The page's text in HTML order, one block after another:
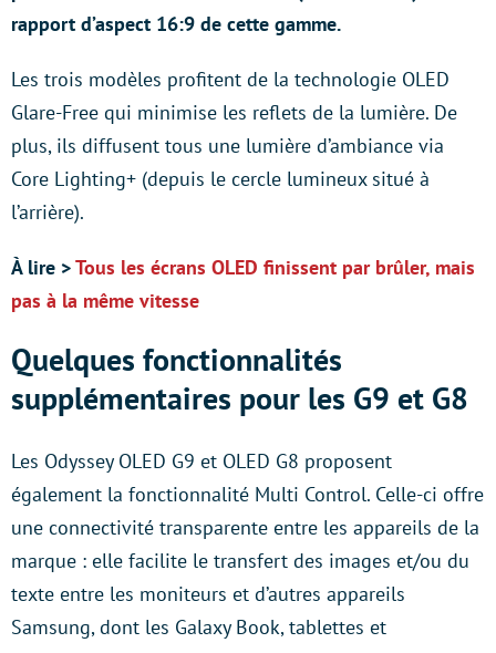
rapport d’aspect 16:9 de cette gamme.
Les trois modèles profitent de la technologie OLED
Glare-Free qui minimise les reflets de la lumière. De
plus, ils diffusent tous une lumière d’ambiance via
Core Lighting+ (depuis le cercle lumineux situé à
l’arrière).
À lire >Tous les écrans OLED finissent par brûler, mais
pas à la même vitesse
Quelques fonctionnalités
supplémentaires pour les G9 et G8
Les Odyssey OLED G9 et OLED G8 proposent
également la fonctionnalité Multi Control. Celle-ci offre
une connectivité transparente entre les appareils de la
marque : elle facilite le transfert des images et/ou du
texte entre les moniteurs et d’autres appareils
Samsung, dont les Galaxy Book, tablettes et